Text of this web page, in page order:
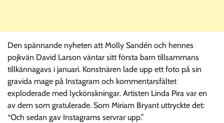
Den spännande nyheten att Molly Sandén och hennes
pojkvän David Larson väntar sitt första barn tillsammans
tillkännagavs i januari. Konstnären lade upp ett foto på sin
gravida mage på Instagram och kommentarsfältet
exploderade med lyckönskningar. Artisten Linda Pira var en
av dem som gratulerade. Som Miriam Bryant uttryckte det:
“Och sedan gav Instagrams servrar upp.”